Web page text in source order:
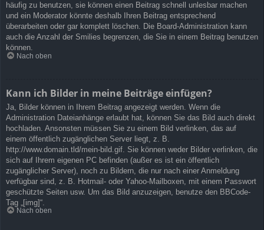
häufig zu benutzen, sie können einen Beitrag schnell unlesbar machen
und ein Moderator könnte deshalb Ihren Beitrag entsprechend
überarbeiten oder gar komplett löschen. Die Board-Administration kann
auch die Anzahl der Smilies begrenzen, die Sie in einem Beitrag benutzen
können.
Nach oben
Kann ich Bilder in meine Beiträge einfügen?
Ja, Bilder können in Ihrem Beitrag angezeigt werden. Wenn die
Administration Dateianhänge erlaubt hat, können Sie das Bild auch direkt
hochladen. Ansonsten müssen Sie zu einem Bild verlinken, das auf
einem öffentlich zugänglichen Server liegt, z. B.
http://www.domain.tld/mein-bild.gif. Sie können weder Bilder verlinken, die
sich auf Ihrem eigenen PC befinden (außer es ist ein öffentlich
zugänglicher Server), noch zu Bildern, die nur nach einer Anmeldung
verfügbar sind, z. B. Hotmail- oder Yahoo-Mailboxen, mit einem Passwort
geschützte Seiten usw. Um das Bild anzuzeigen, benutze den BBCode-
Tag „[img]“.
Nach oben